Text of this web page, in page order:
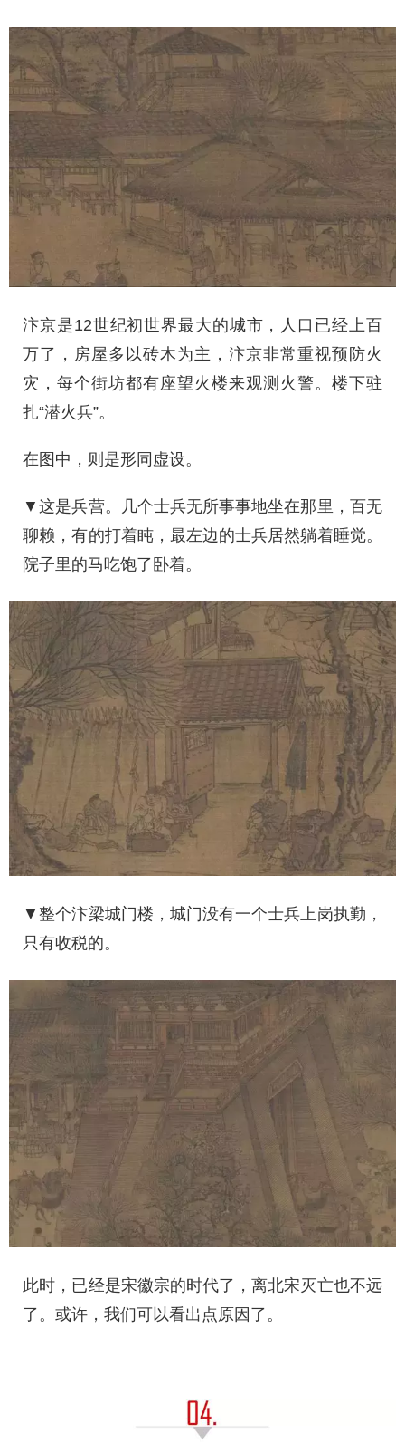
汴京是12世纪初世界最大的城市，人口已经上百
万了，房屋多以砖木为主，汴京非常重视预防火
灾，每个街坊都有座望火楼来观测火警。楼下驻
扎“潜火兵”。
在图中，则是形同虚设。
▼这是兵营。几个士兵无所事事地坐在那里，百无
聊赖，有的打着盹，最左边的士兵居然躺着睡觉。
院子里的马吃饱了卧着。
▼整个汴梁城门楼，城门没有一个士兵上岗执勤，
只有收税的。
此时，已经是宋徽宗的时代了，离北宋灭亡也不远
了。或许，我们可以看出点原因了。